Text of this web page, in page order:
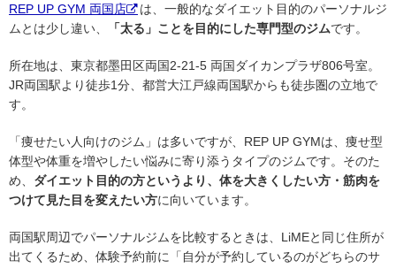
REP UP GYM 両国店
は、一般的なダイエット目的のパーソナルジ
ムとは少し違い、
「太る」ことを目的にした専門型のジムです。
所在地は、東京都墨田区両国2-21-5 両国ダイカンプラザ806号室。
JR両国駅より徒歩1分、都営大江戸線両国駅からも徒歩圏の立地で
す。
「痩せたい人向けのジム」は多いですが、REP UP GYMは、痩せ型
体型や体重を増やしたい悩みに寄り添うタイプのジムです。そのた
め、 ダイエット目的の方というより、体を大きくしたい方・筋肉を
つけて見た目を変えたい方に向いています。
両国駅周辺でパーソナルジムを比較するときは、LiMEと同じ住所が
出てくるため、体験予約前に「自分が予約しているのがどちらのサ